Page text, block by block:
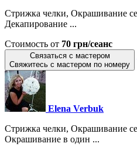
Стрижка челки, Окрашивание
Декапирование ...
Стоимость от 70 грн/сеанс
Связаться с мастером
Свяжитесь с мастером по номеру
Elena Verbuk
Стрижка челки, Окрашивание
Окрашивание в один ...